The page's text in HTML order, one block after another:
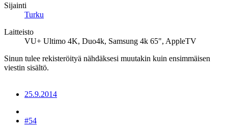
Sijainti
Turku
Laitteisto
VU+ Ultimo 4K, Duo4k, Samsung 4k 65", AppleTV
Sinun tulee rekisteröityä nähdäksesi muutakin kuin ensimmäisen
viestin sisältö.
25.9.2014
#54